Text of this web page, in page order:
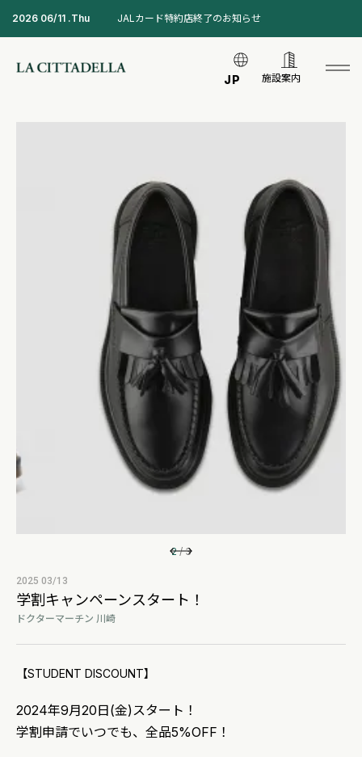
2026 06/11 .Thu JALカード特約店終了のお知らせ
JP 施設案内
2/3
2025 03/13
学割キャンペーンスタート！
ドクターマーチン 川崎
【STUDENT DISCOUNT】
2024年9月20日(金)スタート！
学割申請でいつでも、全品5%OFF！